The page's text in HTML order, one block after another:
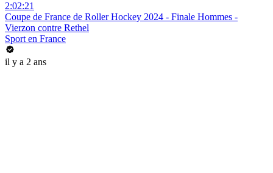
2:02:21
Coupe de France de Roller Hockey 2024 - Finale Hommes -
Vierzon contre Rethel
Sport en France
il y a 2 ans